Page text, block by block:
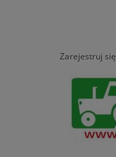
Zarejestruj się